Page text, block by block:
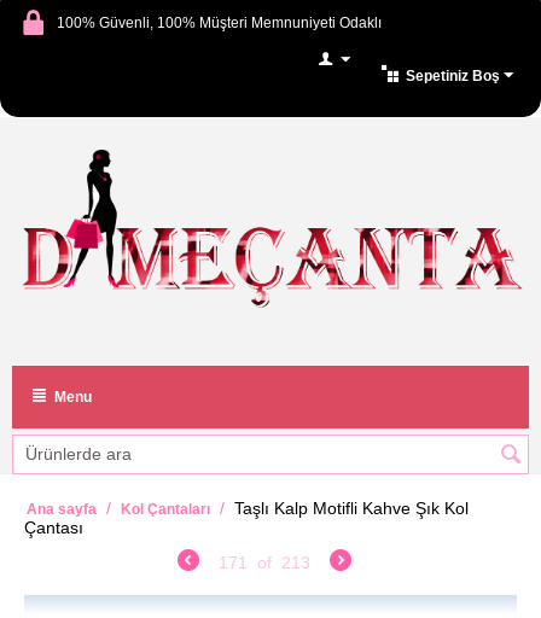
100% Güvenli, 100% Müşteri Memnuniyeti Odaklı
Sepetiniz Boş
Menu
Ana sayfa / Kol Çantaları / Taşlı Kalp Motifli Kahve Şık Kol
Çantası
171
of 213